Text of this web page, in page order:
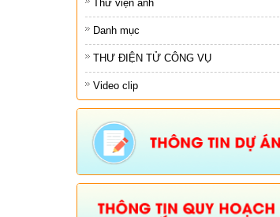
Thư viện ảnh
Danh mục
THƯ ĐIỆN TỬ CÔNG VỤ
Video clip